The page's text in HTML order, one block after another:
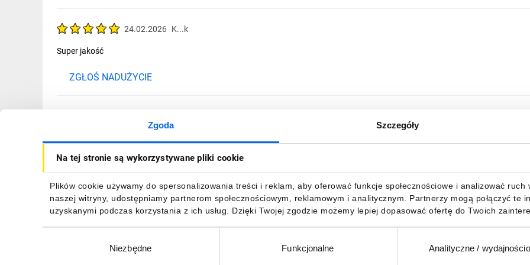
Zgoda Szczegóły
Na tej stronie są wykorzystywane pliki cookie
Plików cookie używamy do spersonalizowania treści i reklam, aby oferować funkcje społecznościowe i analizować
naszej witryny, udostępniamy partnerom społecznościowym, reklamowym i analitycznym. Partnerzy mogą połączyć
uzyskanymi podczas korzystania z ich usług. Dzięki Twojej zgodzie możemy lepiej dopasować ofertę do Twoich
Niezbędne Funkcjonalne Analityczne /
24.02.2026 K...k
Super jakość
ZGŁOŚ NADUŻYCIE
ZGŁOŚ NADUŻYCIE
19.12.2025 Ł...e
Zgodnie z przednaczeniem
ZGŁOŚ NADUŻYCIE